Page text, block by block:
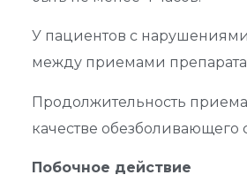
У пациентов с
между приемами препарата
Продолжительность
качестве
Побочное действие